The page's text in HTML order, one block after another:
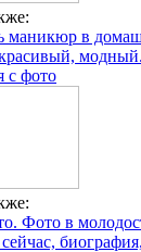
маникюр в
с фото
Фото в